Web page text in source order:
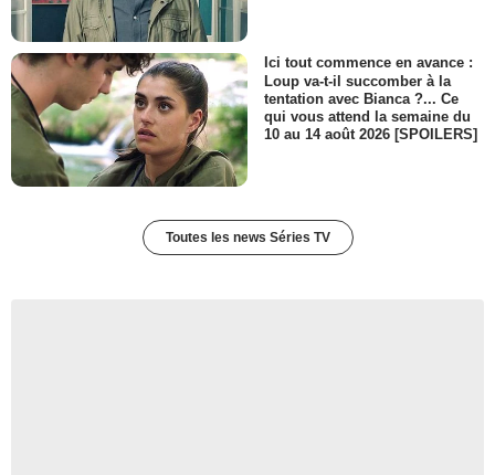
Ici tout commence en avance :
Loup va-t-il succomber à la
tentation avec Bianca ?... Ce
qui vous attend la semaine du
10 au 14 août 2026 [SPOILERS]
Toutes les news Séries TV